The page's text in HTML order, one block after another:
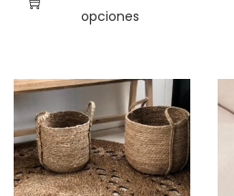
n
m
l
t
i
opciones
t
e
p
r